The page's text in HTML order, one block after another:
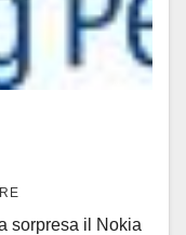
sorpresa il Nokia